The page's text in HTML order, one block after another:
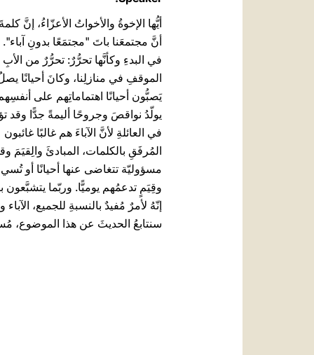
أيُّها الإخوةُ والأخواتُ الأعزّاءُ، إنَّ
أنَّ مجتمعَنا باتَ "مجتمَعًا بدونِ
في البدءِ وكأنَّها تحرُّرٌ: تحرُّرٌ من
الموقفِ في منازلِنا، وكانَ أحيانًا
يَصبُّون أحيانًا اهتماماتِهم على
يولّدُ نواقصَ وجروحًا أليمةً جدًّا وقد
في العائلةِ لأنَّ الآباءَ هم غالبًا
المُرفَقِ بالكلمات، المبادئَ والِقيَمَ
مسؤوليّة تتغاضى عنها أحيانًا أو
وقِيَمٍ تدعمُهم يوميًّا. وربّما يتشبَّعون
إنّهُ لأمرٌ مُفيدٌ بالنسبةِ للجميع،
سنتابعُ الحديثَ عن هذا الموضوع،